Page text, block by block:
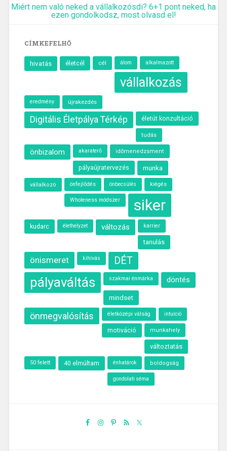
Miért nem való neked a vállalkozósdi? 6+1 pont neked, ha
ezen gondolkodsz, most olvasd el!
CÍMKEFELHŐ
hivatás életcél cél álom alkalmazott
vállalkozás
eredmény újrakezdés
Digitális Életpálya Térkép életút konzultáció
tudás
önbizalom akaraterő időmenedzsment
pályaújratervezés munka
vállalkozó önfejlődés önbecsülés kiégés
Wholeness módszer siker
kudarc élethelyzet változás karrier
tanulás
önismeret kihívás DÉT
pályaváltás szakmai énmárka döntés
mindset
önmegvalósítás életközépi válság intuíció
motiváció munkahely
változtatás
50 felett 40 elmúltam énhatárok boldogság
gondolati séma